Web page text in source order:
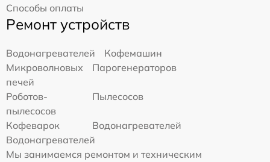
Способы оплаты
Ремонт устройств
Водонагревателей
Кофемашин
Микроволновых
печей
Парогенераторов
Роботов-
пылесосов
Пылесосов
Кофеварок
Водонагревателей
Водонагревателей
Мы занимаемся ремонтом и техническим